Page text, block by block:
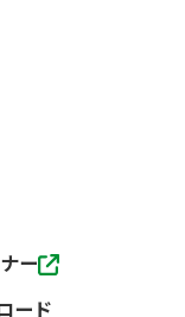
ー
ード